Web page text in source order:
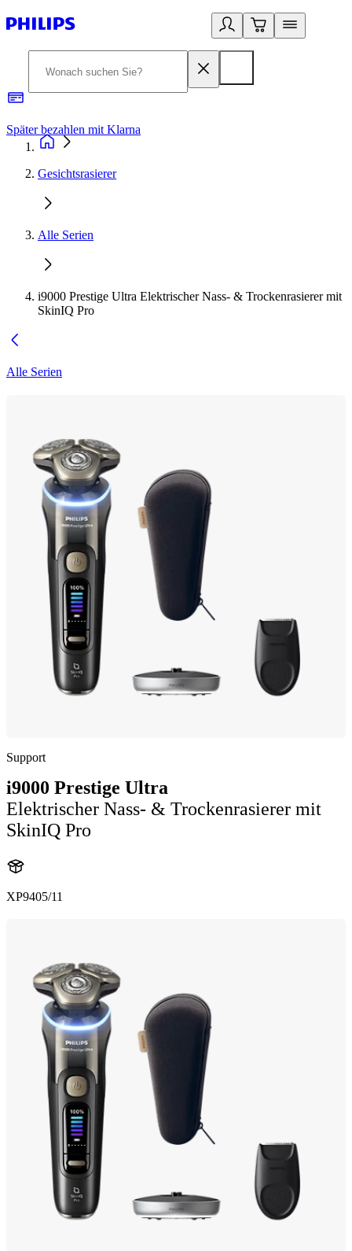
Später bezahlen mit Klarna
Gesichtsrasierer
Alle Serien
i9000 Prestige Ultra Elektrischer Nass- & Trockenrasierer mit
SkinIQ Pro
Alle Serien
Support
i9000 Prestige Ultra
Elektrischer Nass- & Trockenrasierer mit
SkinIQ Pro
XP9405/11